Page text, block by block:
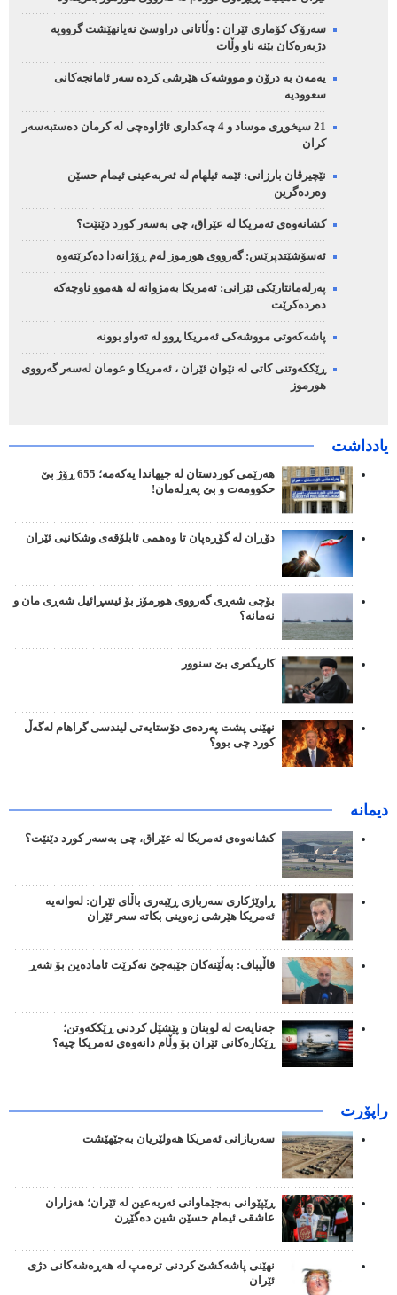
سەرۆک کۆماری ئێران : وڵاتانی دراوسێ نەیانهێشت گرووپە
دژبەرەکان بێنە ناو وڵات
یەمەن بە درۆن و مووشەک هێرشی کردە سەر ئامانجەکانی
سعوودیە
21 سیخوڕی موساد و 4 چەکداری ئاژاوەچی لە کرمان دەستبەسەر
کران
نێچیرڤان بارزانی: ئێمە ئیلهام لە ئەربەعینی ئیمام حسێن
وەردەگرین
کشانەوەی ئەمریکا لە عێراق، چی بەسەر کورد دێنێت؟
ئەسۆشێتدپرێس: گەرووی هورموز لەم ڕۆژانەدا دەکرێتەوە
پەرلەمانتارێکی ئێرانی: ئەمریکا بەمزوانە لە هەموو ناوچەکە
دەردەکرێت
پاشەکەوتی مووشەکی ئەمریکا ڕوو لە تەواو بوونە
ڕێککەوتنی کاتی لە نێوان ئێران ، ئەمریکا و عومان لەسەر گەرووی
هورموز
یادداشت
هەرێمی کوردستان لە جیهاندا یەکەمە؛ 655 ڕۆژ بێ
حکوومەت و بێ پەڕلەمان!
دۆڕان لە گۆڕەپان تا وەهمی ئابلۆقەی وشکانیی ئێران
بۆچی شەڕی گەرووی هورمۆز بۆ ئیسڕائیل شەڕی مان و
نەمانە؟
کاریگەری بێ سنوور
نهێنی پشت پەردەی دۆستایەتی لیندسی گراهام لەگەڵ
کورد چی بوو؟
دیمانە
کشانەوەی ئەمریکا لە عێراق، چی بەسەر کورد دێنێت؟
ڕاوێژکاری سەربازی ڕێبەری باڵای ئێران: لەوانەیە
ئەمریکا هێرشی زەوینی بکاتە سەر ئێران
قاڵیباف: بەڵێنەکان جێبەجێ نەکرێت ئامادەین بۆ شەڕ
جەنایەت لە لوبنان و پێشێل کردنی ڕێککەوتن؛
ڕێکارەکانی ئێران بۆ وڵام دانەوەی ئەمریکا چیە؟
راپۆرت
سەربازانی ئەمریکا هەولێریان بەجێهێشت
ڕێپێوانی بەجێماوانی ئەربەعین لە ئێران؛ هەزاران
عاشقی ئیمام حسێن شین دەگێڕن
نهێنی پاشەکشێ کردنی ترەمپ لە هەڕەشەکانی دژی
ئێران